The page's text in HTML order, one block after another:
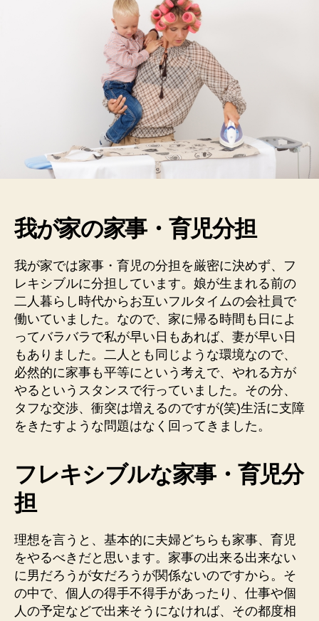
分
担
は？
う
ち
の
夫
婦
が
う
て
る
ツ！
へ
の
我が家の家事・育児分担
我が家では家事・育児の分担を厳密に決めず、フ
レキシブルに分担しています。娘が生まれる前の
二人暮らし時代からお互いフルタイムの会社員で
働いていました。なので、家に帰る時間も日によ
ってバラバラで私が早い日もあれば、妻が早い日
もありました。二人とも同じような環境なので、
必然的に家事も平等にという考えで、やれる方が
やるというスタンスで行っていました。その分、
タフな交渉、衝突は増えるのですが(笑)生活に支障
をきたすような問題はなく回ってきました。
フレキシブルな家事・育児分
担
理想を言うと、基本的に夫婦どちらも家事、育児
をやるべきだと思います。家事の出来る出来ない
に男だろうが女だろうが関係ないのですから。そ
の中で、個人の得手不得手があったり、仕事や個
人の予定などで出来そうになければ、その都度相